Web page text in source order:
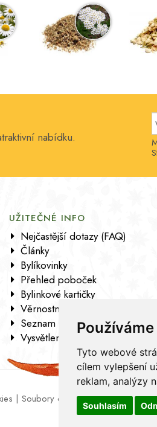
Tyto webové
cílem vylepšení
reklam, analýzy
Souhlasím
nabídku.
UŽITEČNÉ INFO
Nejčastější dotazy (FAQ)
Články
Bylíkovinky
Přehled poboček
Bylinkové kartičky
Věrnostní program
Seznam sortimentu
Vysvětlení analytických údajů
| Soubory cookies|Zásady